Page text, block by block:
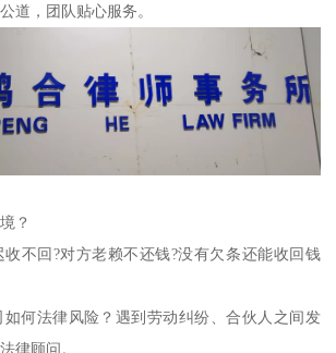
道，团队贴心服务。
？
不回?对方老赖不还钱?没有欠条还能收回钱
何法律风险？遇到劳动纠纷、合伙人之间发
律顾问。